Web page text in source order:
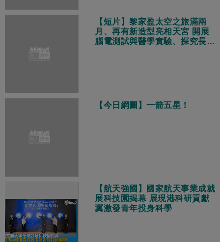
【短片】黎家盈太空之旅滿兩
月、再有新造型亮相天宮 開展
腦電測試與醫學實驗、探究長期
【今日網圖】一箭五星！
【航天強國】國家航天事業成就
展科技園揭幕 展現港科研貢獻
冀激發青年投身科學